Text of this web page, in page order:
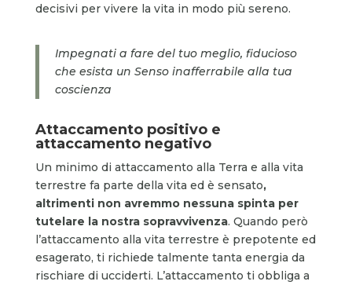
decisivi per vivere la vita in modo più sereno.
Impegnati a fare del tuo meglio, fiducioso
che esista un Senso inafferrabile alla tua
coscienza
Attaccamento positivo e
attaccamento negativo
Un minimo di attaccamento alla Terra e alla vita
terrestre fa parte della vita ed è sensato,
altrimenti non avremmo nessuna spinta per
tutelare la nostra sopravvivenza. Quando però
l’attaccamento alla vita terrestre è prepotente ed
esagerato, ti richiede talmente tanta energia da
rischiare di ucciderti. L’attaccamento ti obbliga a